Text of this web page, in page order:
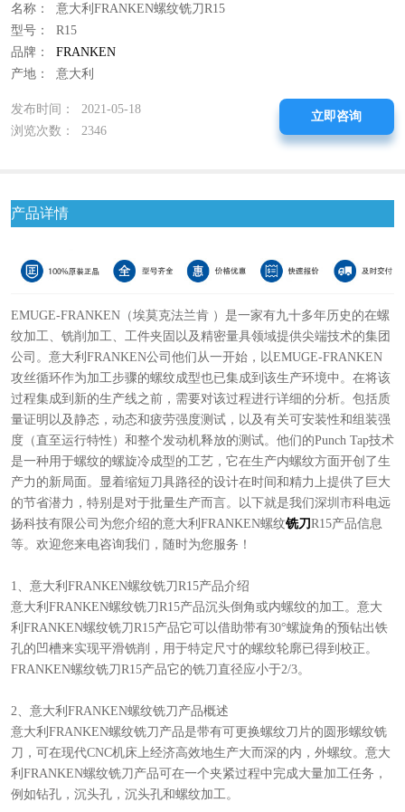
名称： 意大利FRANKEN螺纹铣刀R15
型号： R15
品牌： FRANKEN
产地： 意大利
发布时间： 2021-05-18
浏览次数： 2346
立即咨询
产品详情
EMUGE-FRANKEN（埃莫克法兰肯 ）是一家有九十多年历史的在螺
纹加工、铣削加工、工件夹固以及精密量具领域提供尖端技术的集团
公司。意大利FRANKEN公司他们从一开始，以EMUGE-FRANKEN
攻丝循环作为加工步骤的螺纹成型也已集成到该生产环境中。在将该
过程集成到新的生产线之前，需要对该过程进行详细的分析。包括质
量证明以及静态，动态和疲劳强度测试，以及有关可安装性和组装强
度（直至运行特性）和整个发动机释放的测试。他们的Punch Tap技术
是一种用于螺纹的螺旋冷成型的工艺，它在生产内螺纹方面开创了生
产力的新局面。显着缩短刀具路径的设计在时间和精力上提供了巨大
的节省潜力，特别是对于批量生产而言。以下就是我们深圳市科电远
扬科技有限公司为您介绍的意大利FRANKEN螺纹铣刀R15产品信息
等。欢迎您来电咨询我们，随时为您服务！
1、意大利FRANKEN螺纹铣刀R15产品介绍
意大利FRANKEN螺纹铣刀R15产品沉头倒角或内螺纹的加工。意大
利FRANKEN螺纹铣刀R15产品它可以借助带有30°螺旋角的预钻出铁
孔的凹槽来实现平滑铣削，用于特定尺寸的螺纹轮廓已得到校正。
FRANKEN螺纹铣刀R15产品它的铣刀直径应小于2/3。
2、意大利FRANKEN螺纹铣刀产品概述
意大利FRANKEN螺纹铣刀产品是带有可更换螺纹刀片的圆形螺纹铣
刀，可在现代CNC机床上经济高效地生产大而深的内，外螺纹。意大
利FRANKEN螺纹铣刀产品可在一个夹紧过程中完成大量加工任务，
例如钻孔，沉头孔，沉头孔和螺纹加工。